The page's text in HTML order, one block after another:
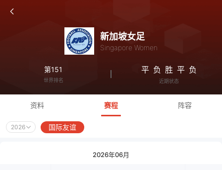
新加坡女足
Singapore Women
第151
世界排名
平 负 胜 平 负
近期状态
资料 赛程 阵容
2026 国际友谊
2026年06月